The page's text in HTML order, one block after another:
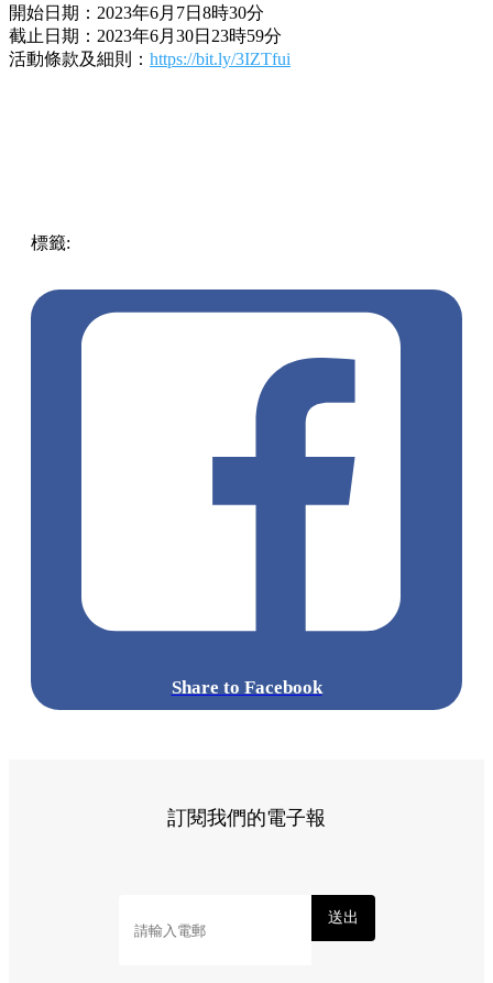
開始日期：2023年6月7日8時30分
截止日期：2023年6月30日23時59分
活動條款及細則： https://bit.ly/3IZTfui
標籤:
Share to Facebook
訂閱我們的電子報
送出